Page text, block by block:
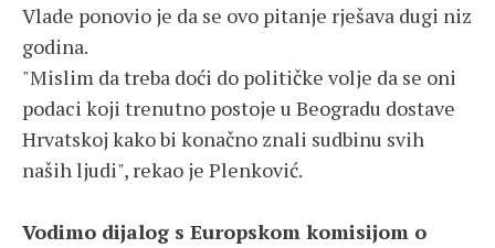
Vlade ponovio je da se ovo pitanje rješava dugi niz
godina.
"Mislim da treba doći do političke volje da se oni
podaci koji trenutno postoje u Beogradu dostave
Hrvatskoj kako bi konačno znali sudbinu svih
naših ljudi", rekao je Plenković.
Vodimo dijalog s Europskom komisijom o